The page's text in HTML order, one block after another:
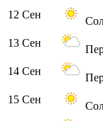
12 Сен
13 Сен
14 Сен
15 Сен